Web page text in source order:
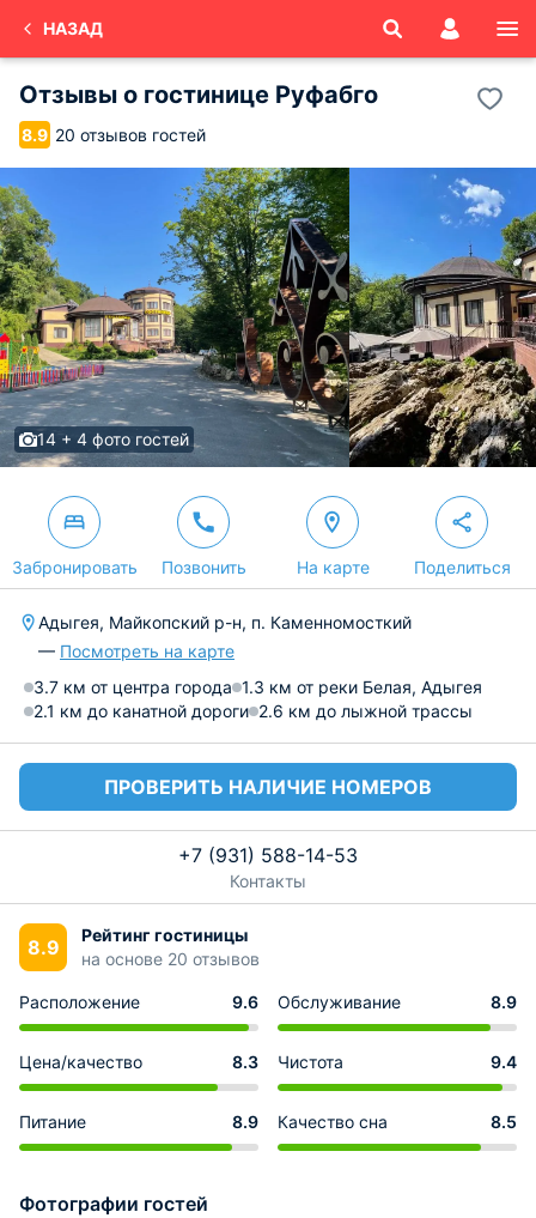
НАЗАД
Отзывы о гостинице Руфабго
8.9 20 отзывов гостей
14 + 4 фото гостей
Забронировать Позвонить На карте Поделиться
Адыгея, Майкопский р-н, п. Каменномосткий
— Посмотреть на карте
3.7 км от центра города 1.3 км от реки Белая, Адыгея
2.1 км до канатной дороги 2.6 км до лыжной трассы
ПРОВЕРИТЬ НАЛИЧИЕ НОМЕРОВ
+7 (931) 588-14-53
Контакты
8.9
Рейтинг гостиницы
на основе 20 отзывов
Расположение 9.6 Обслуживание 8.9
Цена/качество 8.3 Чистота 9.4
Питание 8.9 Качество сна 8.5
Фотографии гостей